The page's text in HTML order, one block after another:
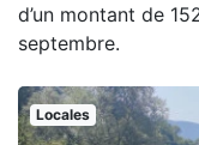
d’un montant de
septembre.
Locales